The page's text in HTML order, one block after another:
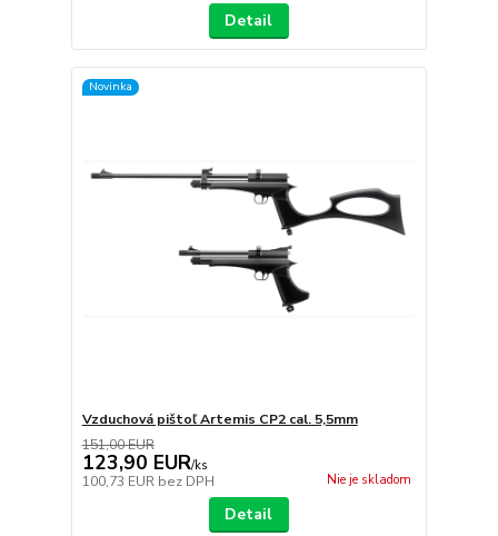
Detail
Novinka
Vzduchová pištoľ Artemis CP2 cal. 5,5mm
151,00 EUR
123,90 EUR/ks
100,73 EUR bez DPH Nie je skladom
Detail